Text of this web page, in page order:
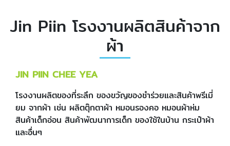
Jin Piin โรงงานผลิตสินค้าจาก
ผ้า
JIN PIIN CHEE YEA
โรงงานผลิตของที่ระลึก ของขวัญของชำร่วยและสินค้าพรีเมี่
ยม จากผ้า เช่น ผลิตตุ๊กตาผ้า หมอนรองคอ หมอนผ้าห่ม
สินค้าเด็กอ่อน สินค้าพัฒนาการเด็ก ของใช้ในบ้าน กระเป๋าผ้า
และอื่นๆ